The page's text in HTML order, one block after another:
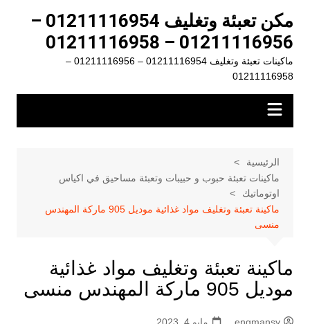
المحتوى
مكن تعبئة وتغليف 01211116954 –
01211116956 – 01211116958
ماكينات تعبئة وتغليف 01211116954 – 01211116956 –
01211116958
الرئيسية
ماكينات تعبئة حبوب و حبيبات وتعبئة مساحيق في اكياس
اوتوماتيك
ماكينة تعبئة وتغليف مواد غذائية موديل 905 ماركة المهندس
منسى
ماكينة تعبئة وتغليف مواد غذائية
موديل 905 ماركة المهندس منسى